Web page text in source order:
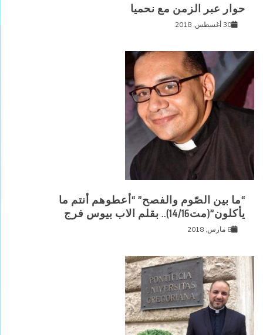
حوار عبر الزمن مع نحميا
30 أغسطس, 2018
“ما بين الصّوم والفصح” “أعطوهم أنتم ما
يأكلون”(مت14/16).. بقلم الاب بيوس فرج
8 مارس, 2018